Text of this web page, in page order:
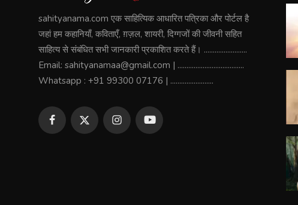
sahityanama.com एक साहित्यिक आधारित पत्रिका और पोर्टल है
जहां हम कहानियाँ, कविताएँ, ग़ज़ल, शायरी, दिग्गजों की जीवनी सहित
साहित्य से संबंधित सभी जानकारी प्रकाशित करते हैं। ........................
Email: sahityanamaa@gmail.com | .....................................
Whatsapp : +91 99300 07176 | ........................